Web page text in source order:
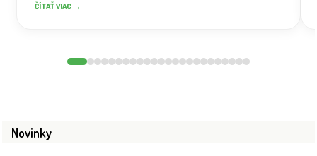
ČÍTAŤ VIAC →
Novinky